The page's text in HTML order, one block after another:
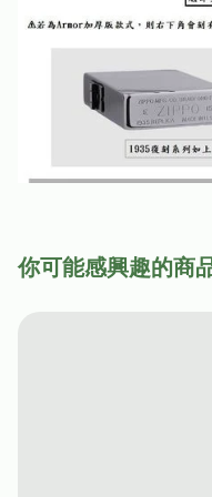
你可能感興趣的商